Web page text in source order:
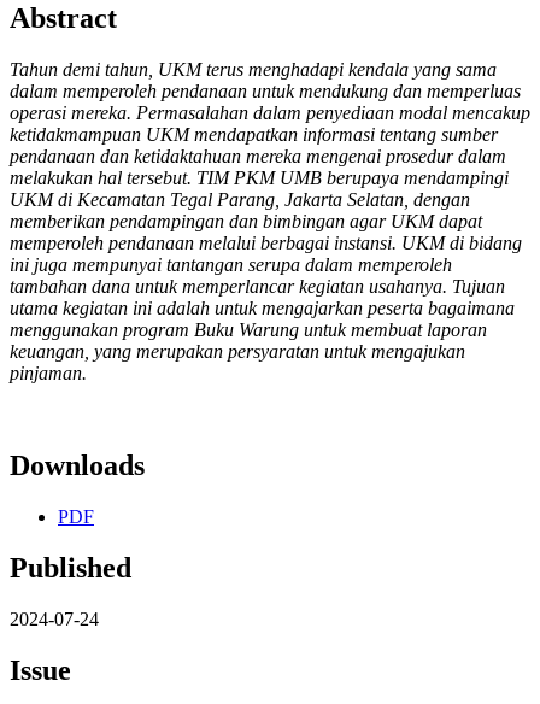
Abstract
Tahun demi tahun, UKM terus menghadapi kendala yang sama
dalam memperoleh pendanaan untuk mendukung dan memperluas
operasi mereka. Permasalahan dalam penyediaan modal mencakup
ketidakmampuan UKM mendapatkan informasi tentang sumber
pendanaan dan ketidaktahuan mereka mengenai prosedur dalam
melakukan hal tersebut. TIM PKM UMB berupaya mendampingi
UKM di Kecamatan Tegal Parang, Jakarta Selatan, dengan
memberikan pendampingan dan bimbingan agar UKM dapat
memperoleh pendanaan melalui berbagai instansi. UKM di bidang
ini juga mempunyai tantangan serupa dalam memperoleh
tambahan dana untuk memperlancar kegiatan usahanya. Tujuan
utama kegiatan ini adalah untuk mengajarkan peserta bagaimana
menggunakan program Buku Warung untuk membuat laporan
keuangan, yang merupakan persyaratan untuk mengajukan
pinjaman.
Downloads
PDF
Published
2024-07-24
Issue